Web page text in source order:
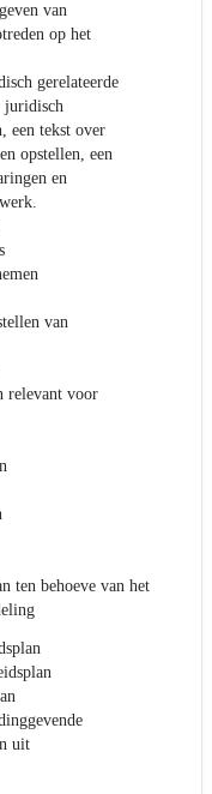
van
op het
gerelateerde
juridisch
een tekst over
opstellen, een
en
van
relevant voor
ten behoeve van het
uit